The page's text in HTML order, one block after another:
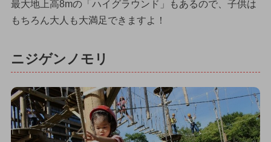
最大地上高8mの「ハイグラウンド」もあるので、子供は
もちろん大人も大満足できますよ！
ニジゲンノモリ